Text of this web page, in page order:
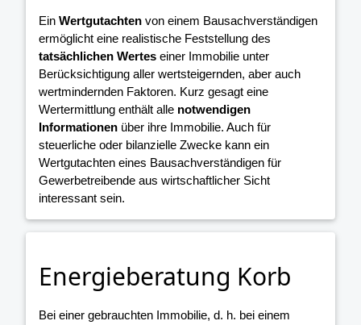
Ein Wertgutachten von einem Bausachverständigen
ermöglicht eine realistische Feststellung des
tatsächlichen Wertes einer Immobilie unter
Berücksichtigung aller wertsteigernden, aber auch
wertmindernden Faktoren. Kurz gesagt eine
Wertermittlung enthält alle notwendigen
Informationen über ihre Immobilie. Auch für
steuerliche oder bilanzielle Zwecke kann ein
Wertgutachten eines Bausachverständigen für
Gewerbetreibende aus wirtschaftlicher Sicht
interessant sein.
Energieberatung Korb
Bei einer gebrauchten Immobilie, d. h. bei einem